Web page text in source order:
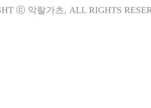
ⓒ 악랄가츠, ALL RIGHTS